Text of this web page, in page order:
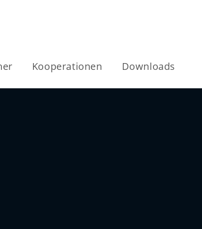
Kooperationen Downloads